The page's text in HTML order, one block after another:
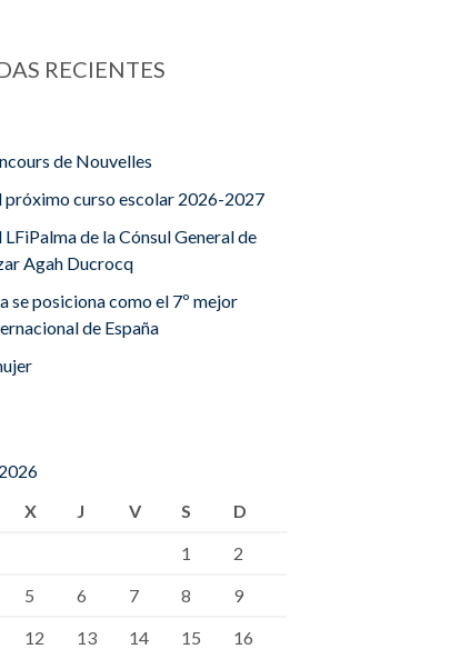
RECIENTES
de Nouvelles
próximo curso escolar 2026-2027
de la Cónsul General de
Agah Ducrocq
se posiciona como el 7º mejor
de España
X J V S
D
1
2
5 6 7 8
9
12 13 14 15
16